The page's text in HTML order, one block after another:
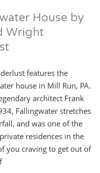
House by
Wright
features the
house in Mill Run, PA.
architect Frank
Fallingwater stretches
and was one of the
residences in the
you craving to get out of